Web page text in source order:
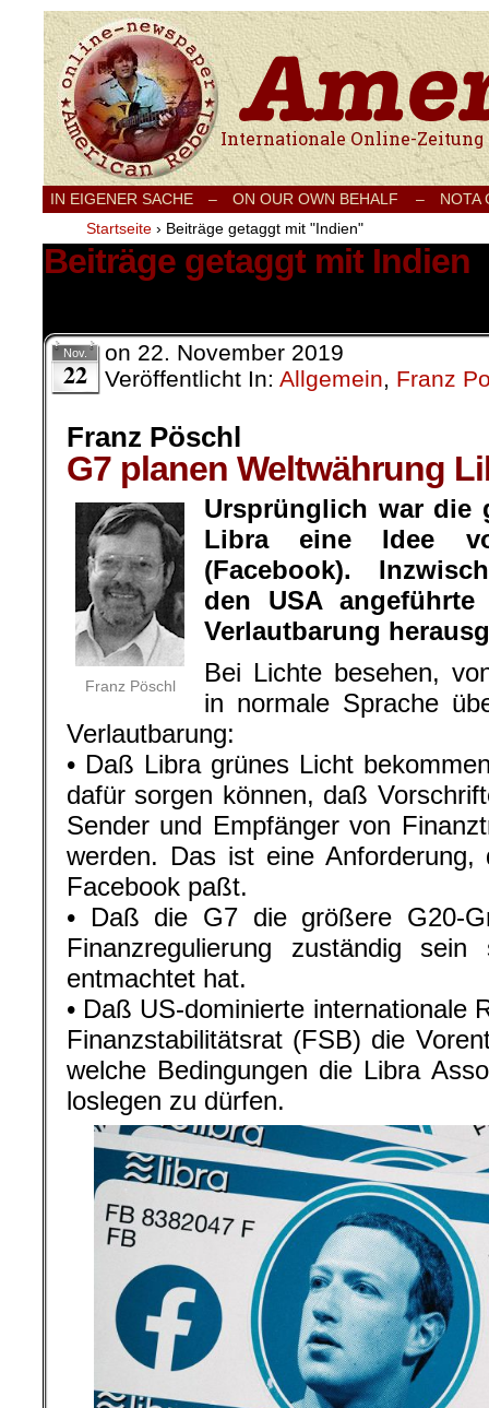
Internationale Onlinezeitung für Frieden,
IN EIGENER SACHE – ON OUR OWN BEHALF –
NOTA
Startseite › Beiträge getaggt mit "Indien"
Beiträge getaggt mit Indien
Nov.
22
on 22. November 2019
Veröffentlicht In: Allgemein, Franz
Franz Pöschl
G7 planen Weltwährung
Franz Pöschl
Ursprünglich war die
Libra eine Idee
(Facebook).
den USA
Verlautbarung
Bei Lichte besehen,
in normale Sprache
Verlautbarung:
• Daß Libra grünes Licht
dafür sorgen können, daß
Sender und Empfänger von
werden. Das ist eine
Facebook paßt.
• Daß die G7 die größere G20-
Finanzregulierung zuständig
entmachtet hat.
• Daß US-dominierte internationale
Finanzstabilitätsrat (FSB) die
welche Bedingungen die Libra
loslegen zu dürfen.